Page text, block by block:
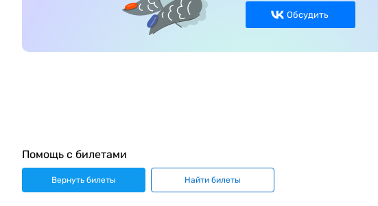
Обсудить
Помощь с билетами
Вернуть билеты Найти билеты